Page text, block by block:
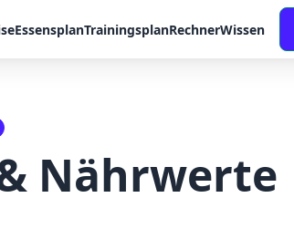
EssensplanTrainingsplanRechnerWissen
Nährwerte